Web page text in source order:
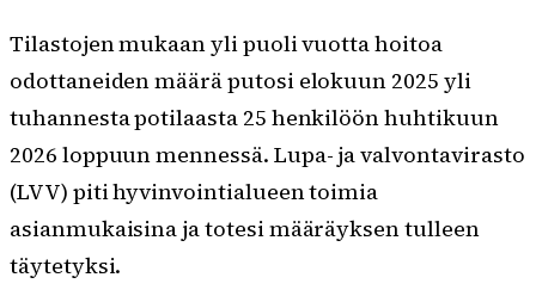
Tilastojen mukaan yli puoli vuotta hoitoa
odottaneiden määrä putosi elokuun 2025 yli
tuhannesta potilaasta 25 henkilöön huhtikuun
2026 loppuun mennessä. Lupa- ja valvontavirasto
(LVV) piti hyvinvointialueen toimia
asianmukaisina ja totesi määräyksen tulleen
täytetyksi.